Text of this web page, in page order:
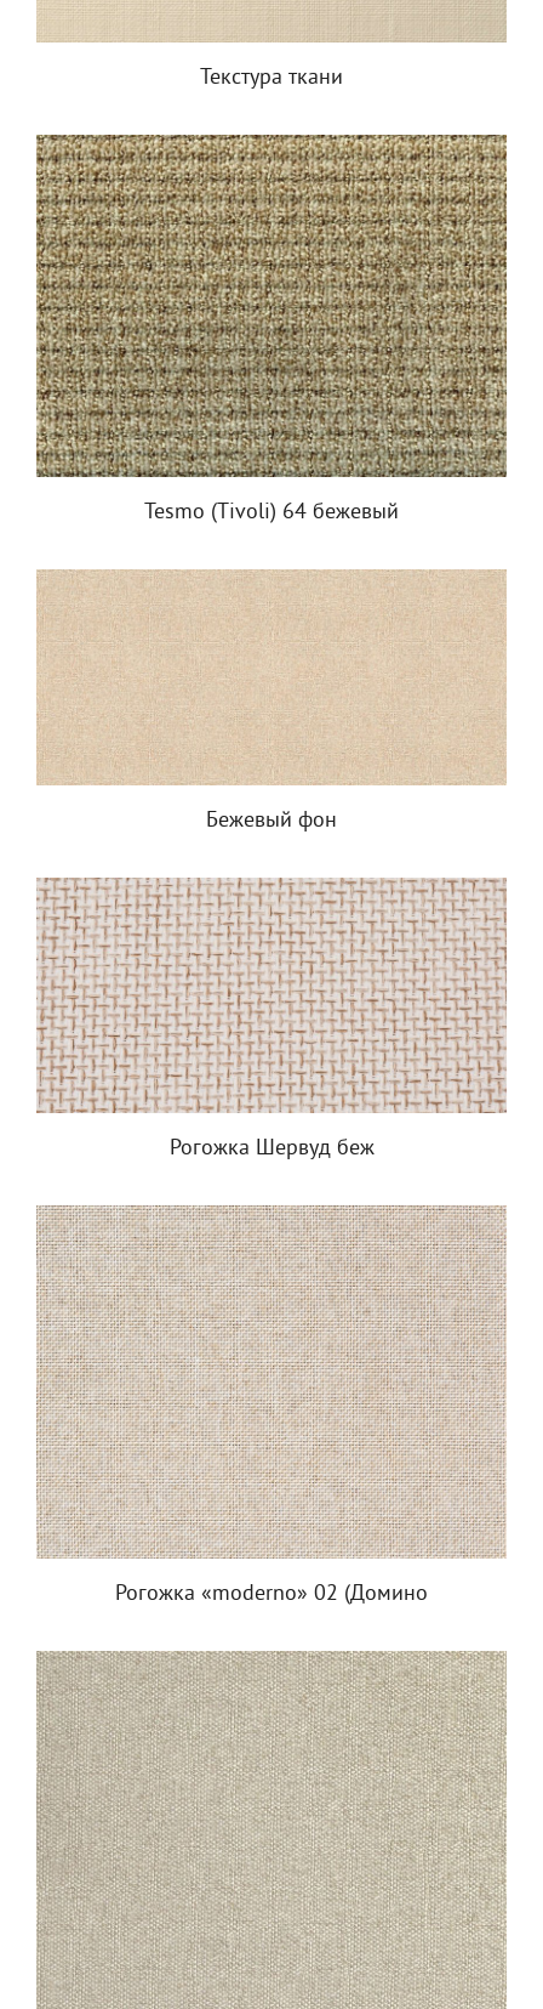
Текстура ткани
Tesmo (Tivoli) 64 бежевый
Бежевый фон
Рогожка Шервуд беж
Рогожка «moderno» 02 (Домино